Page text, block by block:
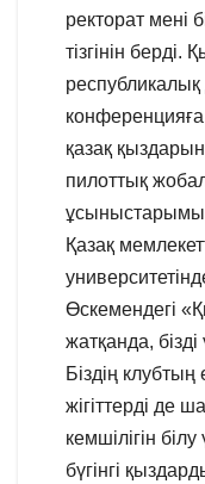
ректорат мені
тізгінін
қазақ
пилоттық
Қазақ
Өскемендегі
жатқанда, бізді
Біздің
жігіттерді де
кемшілігін
бүгінгі